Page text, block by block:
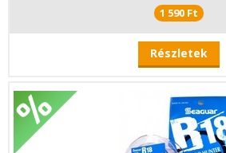
1 590 Ft
Részletek